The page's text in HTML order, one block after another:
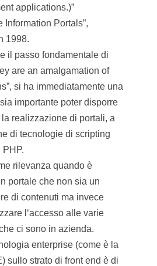
applications.)”
Information Portals”,
1998.
il passo fondamentale di
are an amalgamation of
si ha immediatamente una
importante poter disporre
realizzazione di portali, a
di tecnologie di scripting
rilevanza quando è
portale che non sia un
di contenuti ma invece
l‘accesso alle varie
ci sono in azienda.
enterprise (come è la
sullo strato di front end è di